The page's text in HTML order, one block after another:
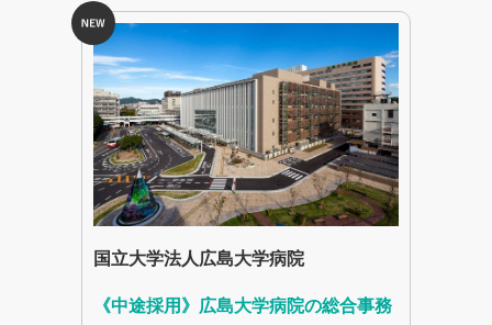
国立大学法人広島大学病院
《中途採用》広島大学病院の総合事務